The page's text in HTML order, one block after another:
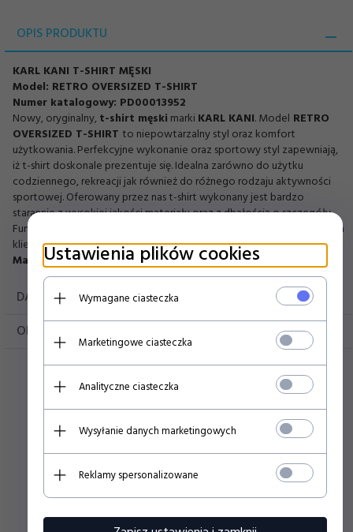
OPIS PRODUKTU
KARL KANI T-SHIRT MĘSKI
Model: RETRO OVERSIZED T-SHIRT
Numer katalogowy: PD00013952
Nowy, oryginalny,t-shirt męski marki KARL KANI. Model RETRO
OVERSIZED T-SHIRT to niepowtarzalny styl oraz komfort
użytkowania. Perfekcyjne wykonanie oraz sportowy styl zapewniają,
iż t-shirt doskonale prezentuje się. Idealna zarówno do użytku
codziennego, rekreacji jak również do różnego rodzaju aktywności
sportowej. Oferowany przez nas t-shirt wykonany jest bardzo
starannie z wysokiej jakości materiału oraz z dbałością o szczegóły.
Funkcjonalny i perfekcyjnie wykonany spełni oczekiwania i wymagania
klienta. Prezentowany produkt posiada komplet metek producenta.
Materiał:100% bawełna
DANE TECHNICZNE
OPINIE KLIENTÓW
Polecamy
ELLESSE T-SHIRT MĘSKI CZARNY SL PRADO
SHC07405011
Ustawienia plików cookies
Wymagane ciasteczka
Marketingowe ciasteczka
Analityczne ciasteczka
Wysyłanie danych marketingowych
Reklamy spersonalizowane